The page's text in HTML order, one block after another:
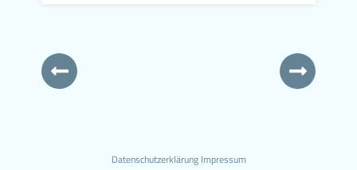
Datenschutzerklärung Impressum